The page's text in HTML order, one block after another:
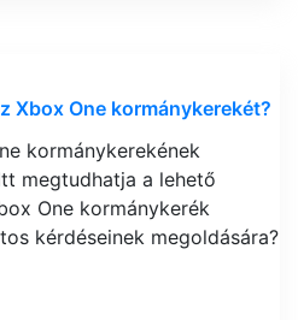
Xbox One kormánykerekét?
kormánykerekének
megtudhatja a lehető
One kormánykerék
kérdéseinek megoldására?